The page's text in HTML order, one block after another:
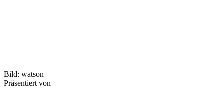
Bild: watson
Präsentiert von